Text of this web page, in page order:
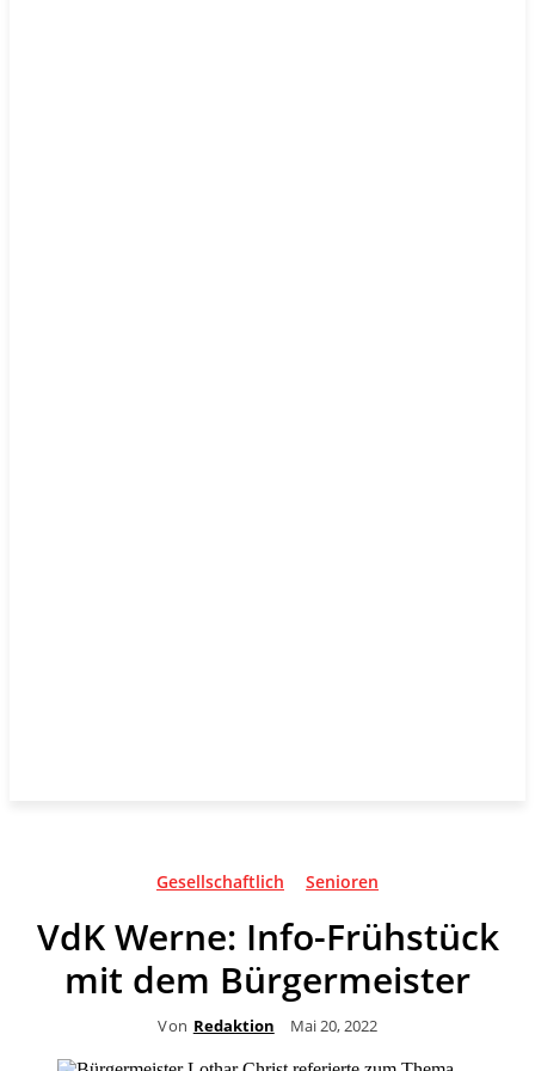
Gesellschaftlich Senioren
VdK Werne: Info-Frühstück
mit dem Bürgermeister
Von Redaktion Mai 20, 2022